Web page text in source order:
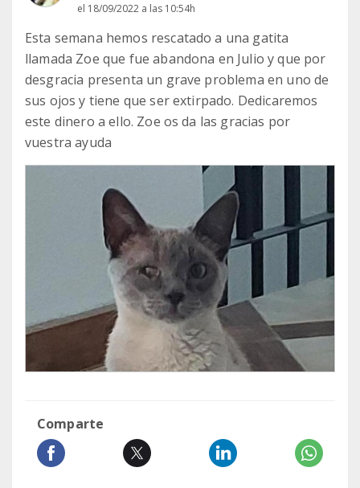
el 18/09/2022 a las 10:54h
Esta semana hemos rescatado a una gatita
llamada Zoe que fue abandona en Julio y que por
desgracia presenta un grave problema en uno de
sus ojos y tiene que ser extirpado. Dedicaremos
este dinero a ello. Zoe os da las gracias por
vuestra ayuda
Comparte